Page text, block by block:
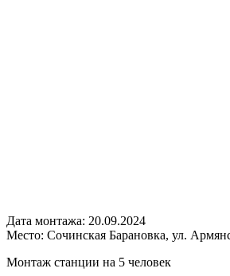
Дата монтажа: 20.09.2024
Место: Сочинская Барановка, ул.
Монтаж станции на 5 человек